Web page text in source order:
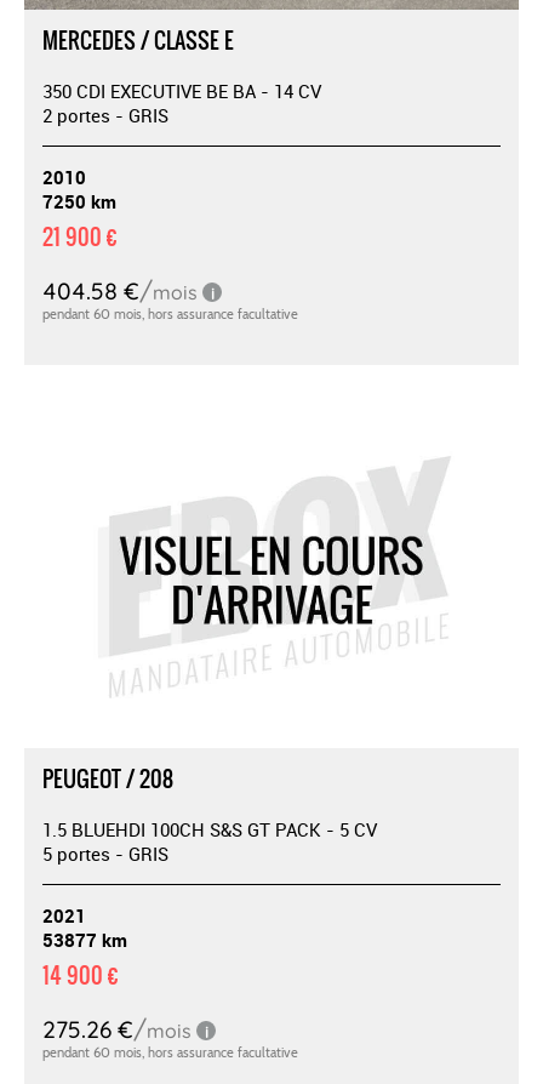
MERCEDES / CLASSE E
350 CDI EXECUTIVE BE BA - 14 CV
2 portes - GRIS
2010
7250 km
21 900 €
PEUGEOT / 208
1.5 BLUEHDI 100CH S&S GT PACK - 5 CV
5 portes - GRIS
2021
53877 km
14 900 €